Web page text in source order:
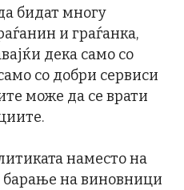
бидат многу
и граѓанка,
дека само со
со добри сервиси
може да се врати
наместо на
барање на виновници